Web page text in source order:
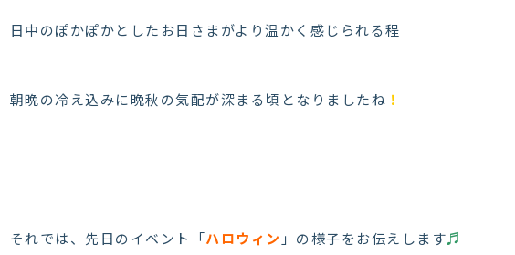
日中のぽかぽかとしたお日さまがより温かく感じられる程
朝晩の冷え込みに晩秋の気配が深まる頃となりましたね ！
それでは、先日のイベント「ハロウィン 」の様子をお伝えします♬